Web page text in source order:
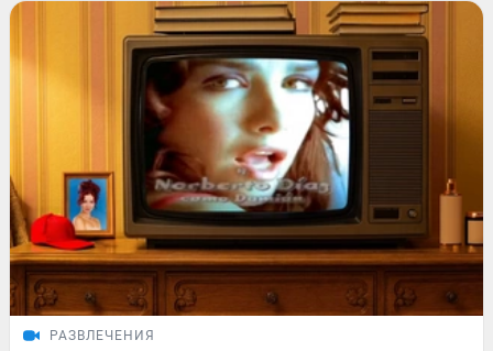
РАЗВЛЕЧЕНИЯ